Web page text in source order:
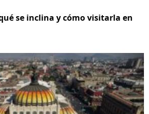
se inclina y cómo visitarla en